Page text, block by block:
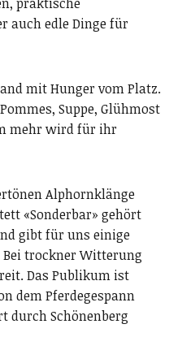
auch edle Dinge für
mit Hunger vom Platz.
Suppe, Glühmost
mehr wird für ihr
Alphornklänge
«Sonderbar» gehört
gibt für uns einige
Bei trockner Witterung
Das Publikum ist
dem Pferdegespann
durch Schönenberg